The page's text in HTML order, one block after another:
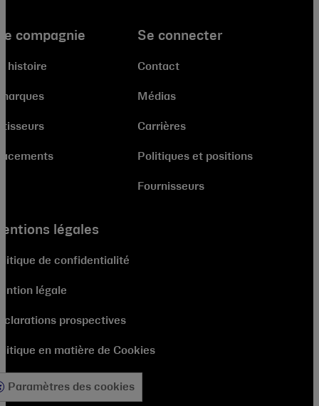
compagnie
histoire
Se connecter
Contact
Médias
Carrières
Politiques et positions
Fournisseurs
légales
de confidentialité
légale
prospectives
en matière de Cookies
Paramètres des cookies